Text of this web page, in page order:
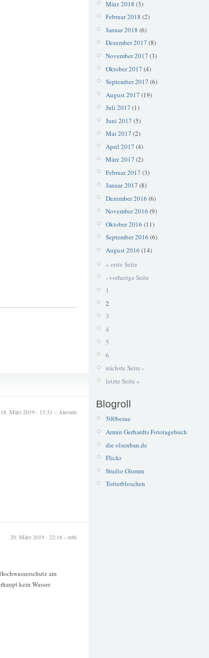
18. März 2019 - 13:31 – Alesum
20. März 2019 - 22:16 – tetti
am
kein Wasser
März 2018 (3)
Februar 2018 (2)
Januar 2018 (6)
Dezember 2017 (8)
November 2017 (3)
Oktober 2017 (4)
September 2017 (6)
August 2017 (19)
Juli 2017 (1)
Juni 2017 (5)
Mai 2017 (2)
April 2017 (4)
März 2017 (2)
Februar 2017 (3)
Januar 2017 (8)
Dezember 2016 (6)
November 2016 (9)
Oktober 2016 (11)
September 2016 (6)
August 2016 (14)
« erste Seite
‹ vorherige Seite
1
2
3
4
5
6
nächste Seite ›
letzte Seite »
Blogroll
500beine
Armin Gerhardts Fototagebuch
die olsenban.de
Flickr
Studio Glumm
Totterbloschen